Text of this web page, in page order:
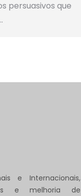
persuasivos que
e Internacionais,
e melhoria de